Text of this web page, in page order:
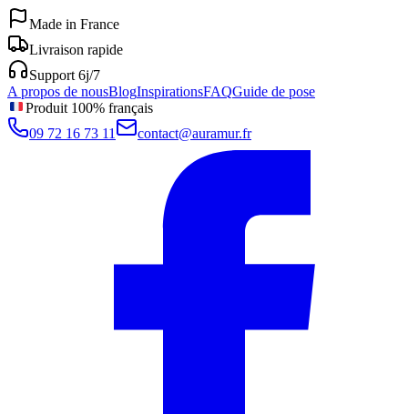
Made in France
Livraison rapide
Support 6j/7
A propos de nousBlogInspirationsFAQGuide de pose
Produit 100% français
09 72 16 73 11
contact@auramur.fr